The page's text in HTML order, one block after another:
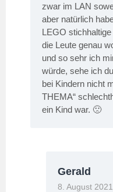
zwar im LAN
aber natürlich
LEGO
die Leute genau
und so sehr ich
würde, sehe ich
bei Kindern nicht
THEMA“
ein Kind war. 🙁
Gerald
8. August